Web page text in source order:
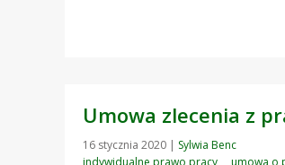
Umowa zlecenia z
16 stycznia 2020 | Sylwia Benc
indywidualne prawo pracy
umowa o